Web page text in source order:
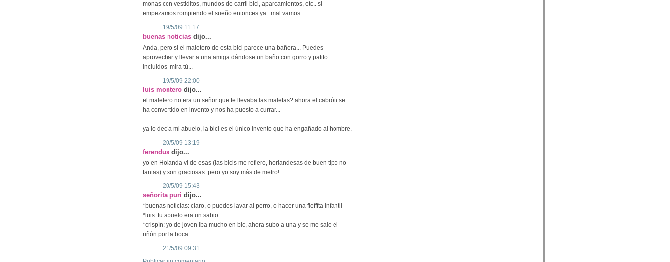
monas con vestiditos, mundos de carril bici, aparcamientos, etc.. si
empezamos rompiendo el sueño entonces ya.. mal vamos.
19/5/09 11:17
buenas noticias dijo...
Anda, pero si el maletero de esta bici parece una bañera... Puedes
aprovechar y llevar a una amiga dándose un baño con gorro y patito
incluidos, mira tú...
19/5/09 22:00
luis montero dijo...
el maletero no era un señor que te llevaba las maletas? ahora el cabrón se
ha convertido en invento y nos ha puesto a currar...
ya lo decía mi abuelo, la bici es el único invento que ha engañado al hombre.
20/5/09 13:19
ferendus dijo...
yo en Holanda vi de esas (las bicis me refiero, horlandesas de buen tipo no
tantas) y son graciosas..pero yo soy más de metro!
20/5/09 15:43
señorita puri dijo...
*buenas noticias: claro, o puedes lavar al perro, o hacer una fiefffta infantil
*luis: tu abuelo era un sabio
*crispín: yo de joven iba mucho en bic, ahora subo a una y se me sale el
riñón por la boca
21/5/09 09:31